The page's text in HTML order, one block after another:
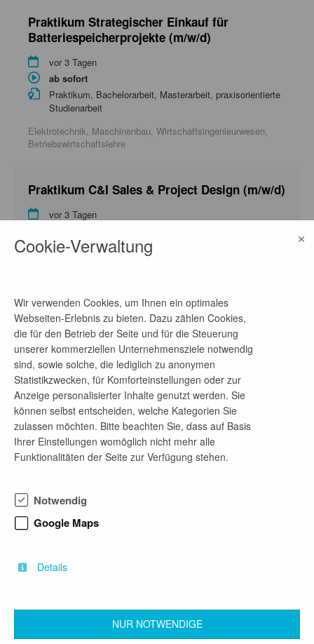
Praktikum Strategischer Einkauf für
Batteriespeicherprojekte (m/w/d)
vor 3 Tagen
ab sofort
Praktikum, Bachelorarbeit, Masterarbeit, praxisorientierte
Studienarbeit
Elektrotechnik, Maschinenbau, Wirtschaftsingenieurwesen,
Betriebswirtschaftslehre
Praktikum C&I Sales & Project Design (m/w/d)
vor 3 Tagen
Praktikum, Bachelorarbeit, Masterarbeit, praxisorientierte
Praktikum Projektleitung/ Projektmanagement
(m/w/d)
vor 3 Tagen
ab sofort
Praktikum, praxisorientierte Studienarbeit
Elektrotechnik, Maschinenbau, Umweltingenieurwesen
vor 3 Tagen
ab sofort
Cookie-Verwaltung ×
Wir verwenden Cookies, um Ihnen ein optimales
Webseiten-Erlebnis zu bieten. Dazu zählen Cookies,
die für den Betrieb der Seite und für die Steuerung
unserer kommerziellen Unternehmensziele notwendig
sind, sowie solche, die lediglich zu anonymen
Statistikzwecken, für Komforteinstellungen oder zur
Anzeige personalisierter Inhalte genutzt werden. Sie
können selbst entscheiden, welche Kategorien Sie
zulassen möchten. Bitte beachten Sie, dass auf Basis
Ihrer Einstellungen womöglich nicht mehr alle
Funktionalitäten der Seite zur Verfügung stehen.
Notwendig
Google Maps
Details
NUR NOTWENDIGE